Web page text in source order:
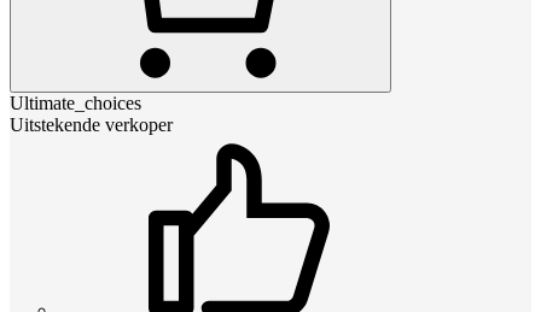
Ultimate_choices
Uitstekende verkoper